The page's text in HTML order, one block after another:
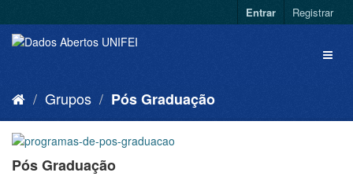
Entrar Registrar
Grupos Pós Graduação
Pós Graduação